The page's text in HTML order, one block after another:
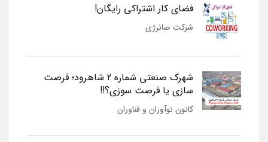
فضای کار اشتراکی رایگان!
شرکت صانرژی
شهرک صنعتی شماره 2 شاهرود؛ فرصت
سازی یا فرصت سوزی؟!!
کانون نوآوران و فناوران